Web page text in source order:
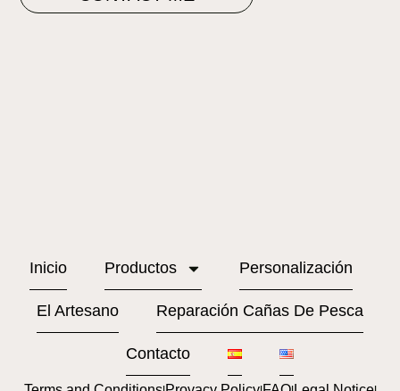
Inicio Productos Personalización
El Artesano Reparación Cañas De Pesca
Contacto